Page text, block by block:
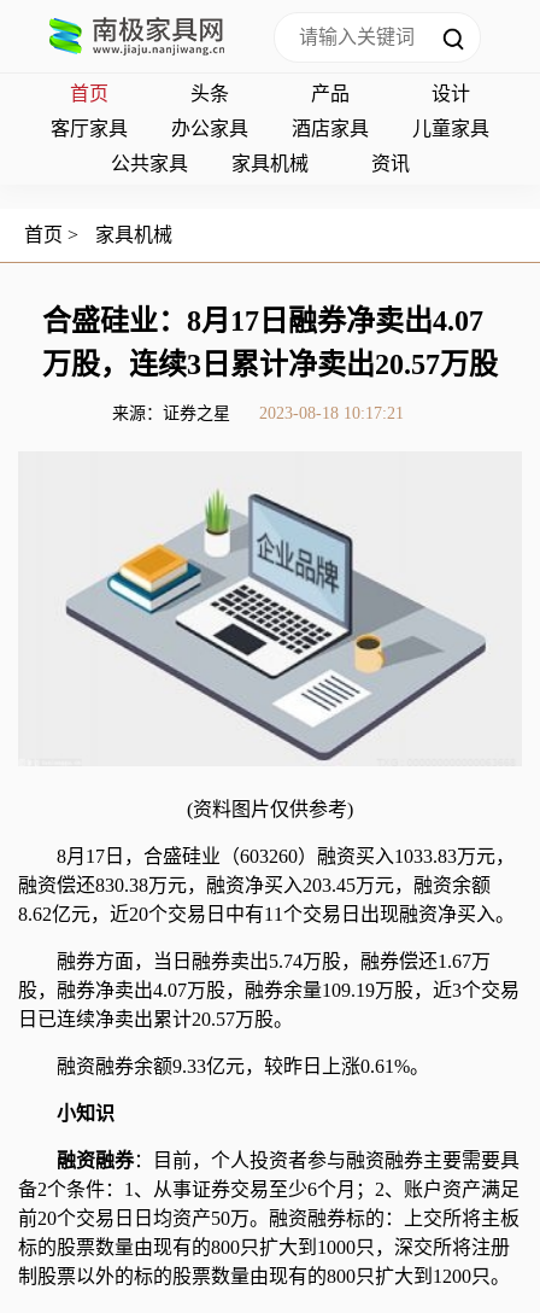
首页 头条 产品
设计
客厅家具
办公家具 酒店家具
儿童家具
公共家具
家具机械 资讯
首页 > 家具机械
合盛硅业：8月17日融券净卖出4.07
万股，连续3日累计净卖出20.57万股
来源：证券之星 2023-08-18 10:17:21
(资料图片仅供参考)
8月17日，合盛硅业（603260）融资买入1033.83万元，
融资偿还830.38万元，融资净买入203.45万元，融资余额
8.62亿元，近20个交易日中有11个交易日出现融资净买入。
融券方面，当日融券卖出5.74万股，融券偿还1.67万
股，融券净卖出4.07万股，融券余量109.19万股，近3个交易
日已连续净卖出累计20.57万股。
融资融券余额9.33亿元，较昨日上涨0.61%。
小知识
融资融券：目前，个人投资者参与融资融券主要需要具
备2个条件：1、从事证券交易至少6个月；2、账户资产满足
前20个交易日日均资产50万。融资融券标的：上交所将主板
标的股票数量由现有的800只扩大到1000只，深交所将注册
制股票以外的标的股票数量由现有的800只扩大到1200只。